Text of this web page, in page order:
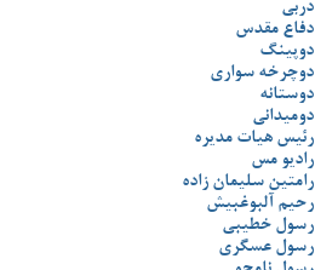
دربی
دفاع مقدس
دوپینگ
دوچرخه سواری
دوستانه
دومیدانی
رئیس هیات مدیره
رادیو مس
رامتین سلیمان زاده
رحیم آلبوغبیش
رسول خطیبی
رسول عسگری